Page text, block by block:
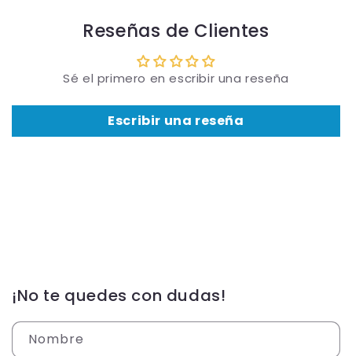
Reseñas de Clientes
Sé el primero en escribir una reseña
Escribir una reseña
¡No te quedes con dudas!
Nombre